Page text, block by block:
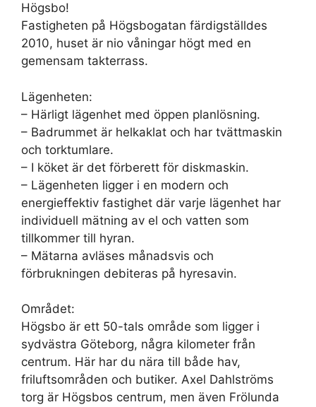
Högsbo!
Fastigheten på Högsbogatan färdigställdes
2010, huset är nio våningar högt med en
gemensam takterrass.
Lägenheten:
– Härligt lägenhet med öppen planlösning.
– Badrummet är helkaklat och har tvättmaskin
och torktumlare.
– I köket är det förberett för diskmaskin.
– Lägenheten ligger i en modern och
energieffektiv fastighet där varje lägenhet har
individuell mätning av el och vatten som
tillkommer till hyran.
– Mätarna avläses månadsvis och
förbrukningen debiteras på hyresavin.
Området:
Högsbo är ett 50-tals område som ligger i
sydvästra Göteborg, några kilometer från
centrum. Här har du nära till både hav,
friluftsområden och butiker. Axel Dahlströms
torg är Högsbos centrum, men även Frölunda